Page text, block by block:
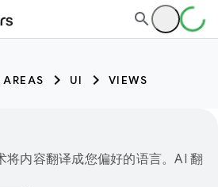
UI VIEWS
内容翻译成您偏好的语言。AI 翻